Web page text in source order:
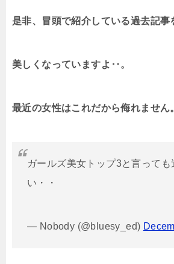
是非、冒頭で紹介している過去記事
美しくなっていますよ‥。
最近の女性はこれだから侮れません
ガールズ美女トップ3と言っても
い・・
— Nobody (@bluesy_ed)